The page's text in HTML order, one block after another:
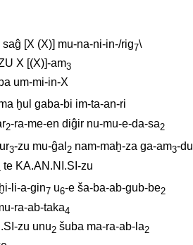
saĝ [X (X)] mu-na-ni-in-/rig7\
X [(X)]-am3
um-mi-in-X
ḫul gaba-bi im-ta-an-ri
2-ra-me-en diĝir nu-mu-e-da-sa2
3-zu mu-ĝal 2 nam-maḫ-za ga-am3-
te KA.AN.NI.SI-zu
ḫi-li-a-gin7 u6-e ša-ba-ab-gub-be2
ra-ab-taka4
zu unu2 šuba ma-ra-ab-la2